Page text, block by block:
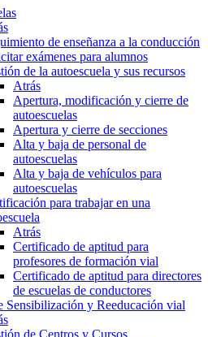
de enseñanza a la conducción
exámenes para alumnos
de la autoescuela y sus recursos
Atrás
Apertura, modificación y cierre de
autoescuelas
Apertura y cierre de secciones
Alta y baja de personal de
autoescuelas
Alta y baja de vehículos para
autoescuelas
para trabajar en una
Atrás
Certificado de aptitud para
profesores de formación vial
Certificado de aptitud para directores
de escuelas de conductores
Sensibilización y Reeducación vial